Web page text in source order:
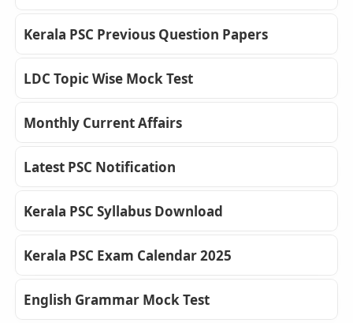
Kerala PSC Previous Question Papers
LDC Topic Wise Mock Test
Monthly Current Affairs
Latest PSC Notification
Kerala PSC Syllabus Download
Kerala PSC Exam Calendar 2025
English Grammar Mock Test